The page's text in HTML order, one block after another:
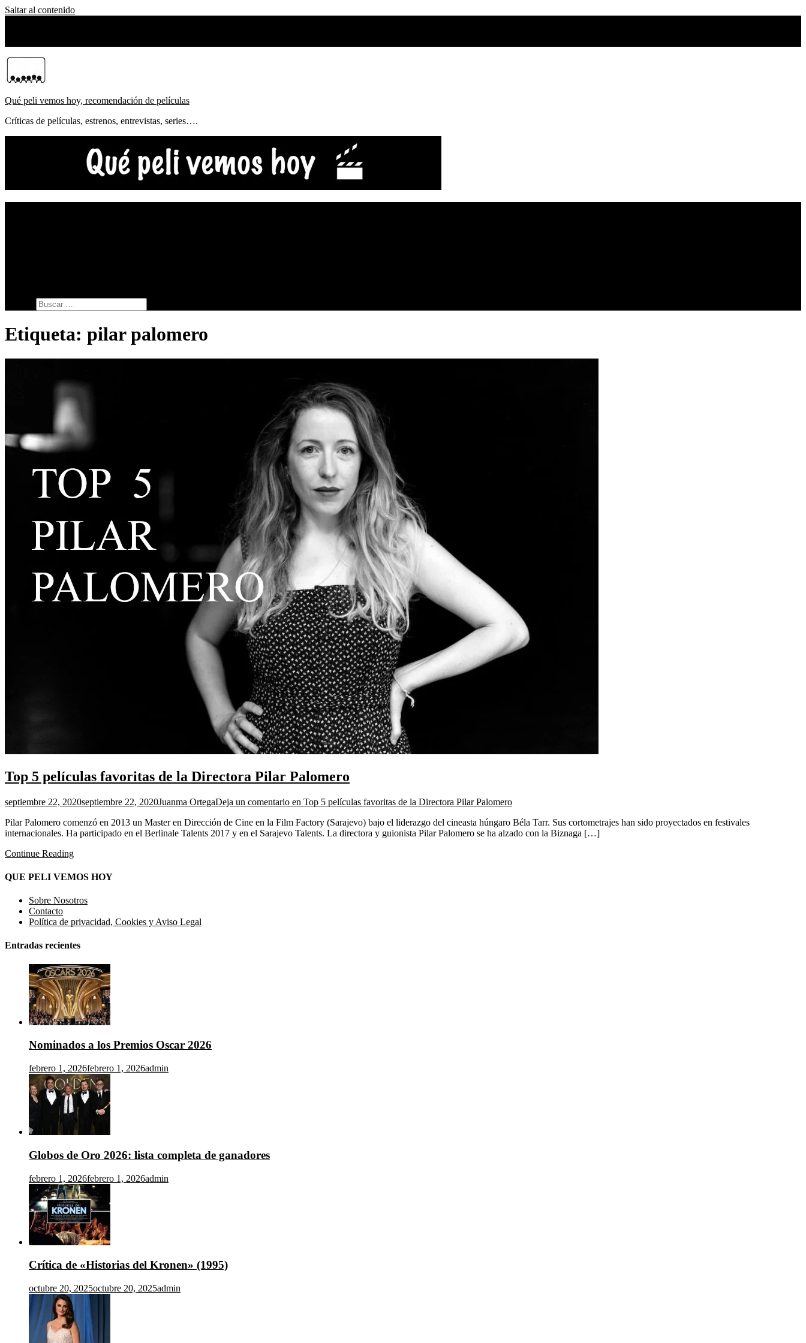
Saltar al contenido
Qué peli vemos hoy, recomendación de películas
Críticas de películas, estrenos, entrevistas, series….
Etiqueta: pilar palomero
Top 5 películas favoritas de la Directora Pilar Palomero
septiembre 22, 2020septiembre 22, 2020Juanma OrtegaDeja un comentario en Top 5 películas favoritas de la Directora Pilar Palomero
Pilar Palomero comenzó en 2013 un Master en Dirección de Cine en la Film Factory (Sarajevo) bajo el liderazgo del cineasta húngaro Béla Tarr. Sus cortometrajes han sido proyectados en festivales
internacionales. Ha participado en el Berlinale Talents 2017 y en el Sarajevo Talents. La directora y guionista Pilar Palomero se ha alzado con la Biznaga […]
Continue Reading
QUE PELI VEMOS HOY
Sobre Nosotros
Contacto
Política de privacidad, Cookies y Aviso Legal
Entradas recientes
Nominados a los Premios Oscar 2026
febrero 1, 2026febrero 1, 2026admin
Globos de Oro 2026: lista completa de ganadores
febrero 1, 2026febrero 1, 2026admin
Crítica de «Historias del Kronen» (1995)
octubre 20, 2025octubre 20, 2025admin